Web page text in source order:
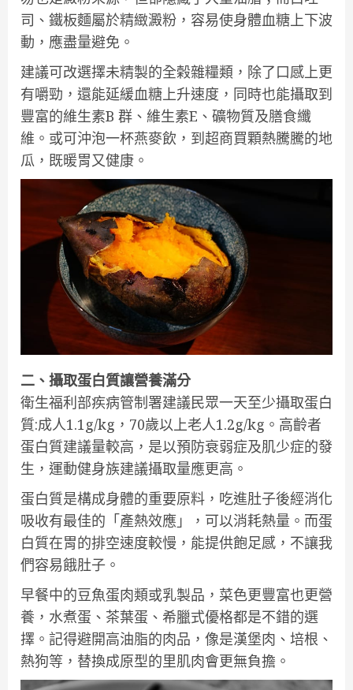
司、鐵板麵屬於精緻澱粉，容易使身體血糖上下波
動，應盡量避免。
建議可改選擇未精製的全榖雜糧類，除了口感上更
有嚼勁，還能延緩血糖上升速度，同時也能攝取到
豐富的維生素B 群、維生素E、礦物質及膳食纖
維。或可沖泡一杯燕麥飲，到超商買顆熱騰騰的地
瓜，既暖胃又健康。
二、攝取蛋白質讓營養滿分
衛生福利部疾病管制署建議民眾一天至少攝取蛋白
質:成人1.1g/kg，70歲以上老人1.2g/kg。高齡者
蛋白質建議量較高，是以預防衰弱症及肌少症的發
生，運動健身族建議攝取量應更高。
蛋白質是構成身體的重要原料，吃進肚子後經消化
吸收有最佳的「產熱效應」，可以消耗熱量。而蛋
白質在胃的排空速度較慢，能提供飽足感，不讓我
們容易餓肚子。
早餐中的豆魚蛋肉類或乳製品，菜色更豐富也更營
養，水煮蛋、茶葉蛋、希臘式優格都是不錯的選
擇。記得避開高油脂的肉品，像是漢堡肉、培根、
熱狗等，替換成原型的里肌肉會更無負擔。